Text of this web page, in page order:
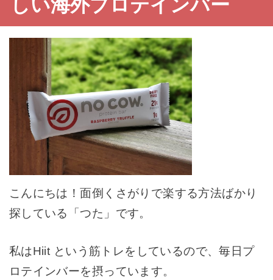
しい海外プロテインバー
こんにちは！面倒くさがりで楽する方法ばかり
探している「つた」です。
私はHiit という筋トレをしているので、毎日プ
ロテインバーを摂っています。